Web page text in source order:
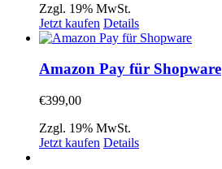
Zzgl. 19% MwSt.
Jetzt kaufen Details
Amazon Pay für Shopware
€399,00
Zzgl. 19% MwSt.
Jetzt kaufen Details